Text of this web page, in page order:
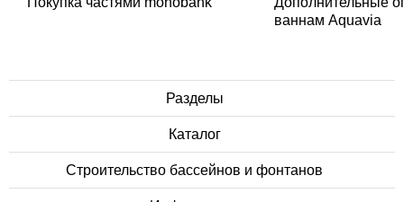
ваннам Aquavia
Разделы
Каталог
Строительство бассейнов и фонтанов